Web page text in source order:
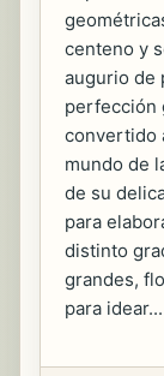
centeno y
augurio de
perfección
convertido
mundo de
de su
para
distinto
grandes,
para idear...